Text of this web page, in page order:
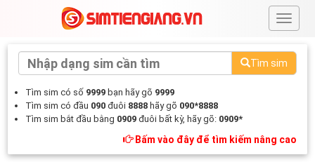
#
Tìm sim
Tìm sim có số 9999 bạn hãy gõ 9999
Tìm sim có đầu 090 đuôi 8888 hãy gõ 090*8888
Tìm sim bắt đầu bằng 0909 đuôi bất kỳ, hãy gõ: 0909*
Bấm vào đây để tìm kiếm nâng cao